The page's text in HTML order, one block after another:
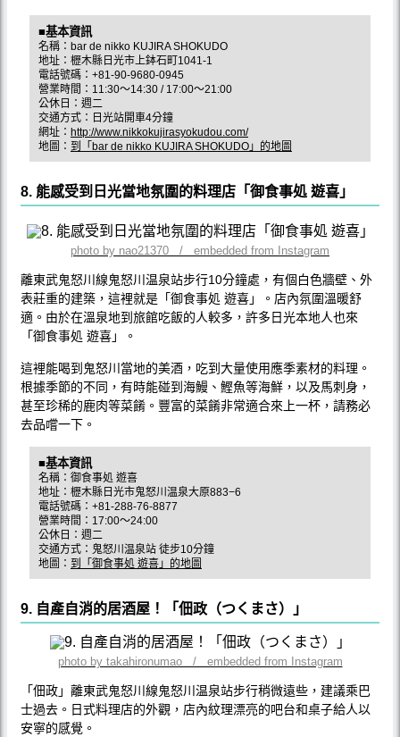
■基本資訊
名稱：bar de nikko KUJIRA SHOKUDO
地址：櫪木縣日光市上鉢石町1041-1
電話號碼：+81-90-9680-0945
營業時間：11:30～14:30 / 17:00～21:00
公休日：週二
交通方式：日光站開車4分鐘
網址： http://www.nikkokujirasyokudou.com/
地圖： 到「bar de nikko KUJIRA SHOKUDO」的地圖
8. 能感受到日光當地氛圍的料理店「御食事処 遊喜」
photo by nao21370 / embedded from Instagram
離東武鬼怒川線鬼怒川温泉站步行10分鐘處，有個白色牆壁、外
表莊重的建築，這裡就是「御食事処 遊喜」。店內氛圍溫暖舒
適。由於在溫泉地到旅館吃飯的人較多，許多日光本地人也來
「御食事処 遊喜」。
這裡能喝到鬼怒川當地的美酒，吃到大量使用應季素材的料理。
根據季節的不同，有時能碰到海鰻、鰹魚等海鮮，以及馬刺身，
甚至珍稀的鹿肉等菜餚。豐富的菜餚非常適合來上一杯，請務必
去品嚐一下。
■基本資訊
名稱：御食事処 遊喜
地址：櫪木縣日光市鬼怒川温泉大原883−6
電話號碼：+81-288-76-8877
營業時間：17:00〜24:00
公休日：週二
交通方式：鬼怒川温泉站 徒步10分鐘
地圖： 到「御食事処 遊喜」的地圖
9. 自產自消的居酒屋！「佃政（つくまさ）」
photo by takahironumao / embedded from Instagram
「佃政」離東武鬼怒川線鬼怒川温泉站步行稍微遠些，建議乘巴
士過去。日式料理店的外觀，店內紋理漂亮的吧台和桌子給人以
安寧的感覺。